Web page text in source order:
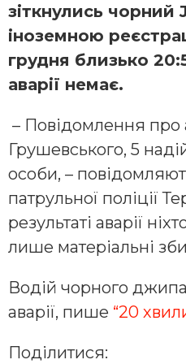
зіткнулись чорний
іноземною
грудня близько
аварії немає.
– Повідомлення про
Грушевського, 5
особи, –
патрульної поліції
результаті аварії
лише матеріальні
Водій чорного
аварії, пише “20
Поділитися: